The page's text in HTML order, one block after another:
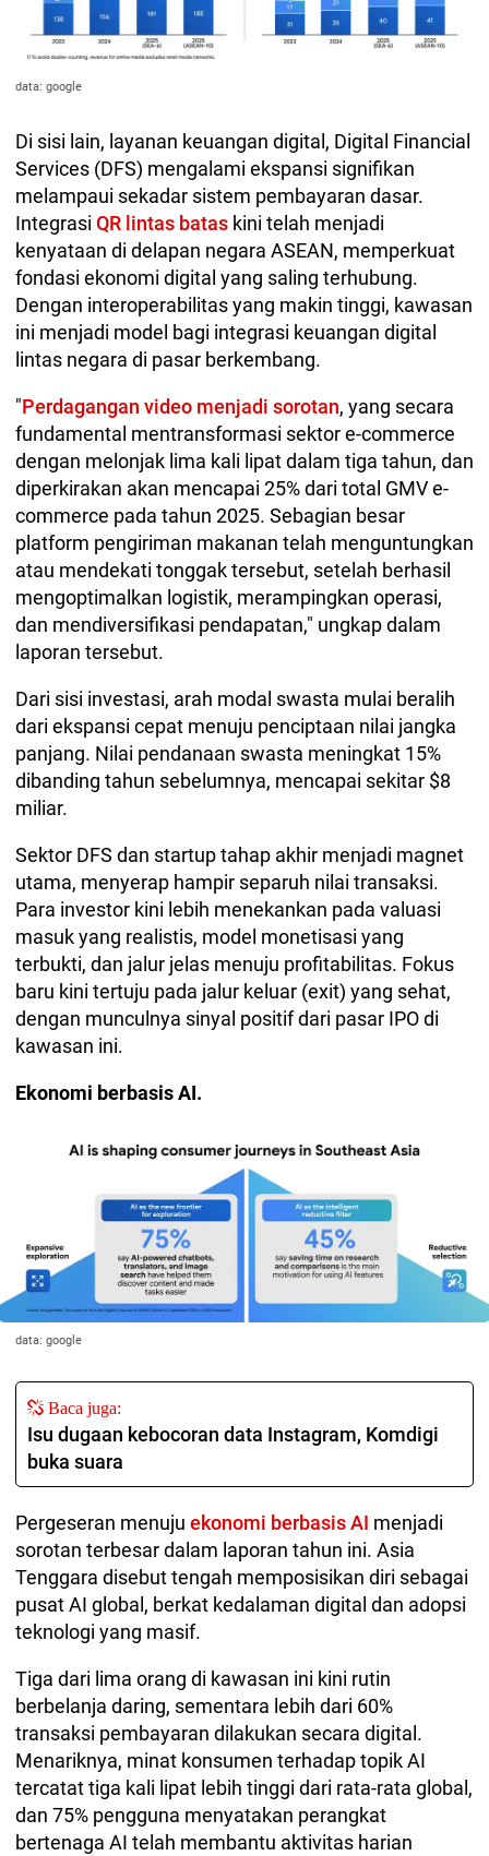
data: google
Di sisi lain, layanan keuangan digital, Digital Financial
Services (DFS) mengalami ekspansi signifikan
melampaui sekadar sistem pembayaran dasar.
Integrasi QR lintas batas kini telah menjadi
kenyataan di delapan negara ASEAN, memperkuat
fondasi ekonomi digital yang saling terhubung.
Dengan interoperabilitas yang makin tinggi, kawasan
ini menjadi model bagi integrasi keuangan digital
lintas negara di pasar berkembang.
"Perdagangan video menjadi sorotan, yang secara
fundamental mentransformasi sektor e-commerce
dengan melonjak lima kali lipat dalam tiga tahun, dan
diperkirakan akan mencapai 25% dari total GMV e-
commerce pada tahun 2025. Sebagian besar
platform pengiriman makanan telah menguntungkan
atau mendekati tonggak tersebut, setelah berhasil
mengoptimalkan logistik, merampingkan operasi,
dan mendiversifikasi pendapatan," ungkap dalam
laporan tersebut.
Dari sisi investasi, arah modal swasta mulai beralih
dari ekspansi cepat menuju penciptaan nilai jangka
panjang. Nilai pendanaan swasta meningkat 15%
dibanding tahun sebelumnya, mencapai sekitar $8
miliar.
Sektor DFS dan startup tahap akhir menjadi magnet
utama, menyerap hampir separuh nilai transaksi.
Para investor kini lebih menekankan pada valuasi
masuk yang realistis, model monetisasi yang
terbukti, dan jalur jelas menuju profitabilitas. Fokus
baru kini tertuju pada jalur keluar (exit) yang sehat,
dengan munculnya sinyal positif dari pasar IPO di
kawasan ini.
Ekonomi berbasis AI.
data: google
Baca juga:
Isu dugaan kebocoran data Instagram, Komdigi
buka suara
Pergeseran menuju ekonomi berbasis AI menjadi
sorotan terbesar dalam laporan tahun ini. Asia
Tenggara disebut tengah memposisikan diri sebagai
pusat AI global, berkat kedalaman digital dan adopsi
teknologi yang masif.
Tiga dari lima orang di kawasan ini kini rutin
berbelanja daring, sementara lebih dari 60%
transaksi pembayaran dilakukan secara digital.
Menariknya, minat konsumen terhadap topik AI
tercatat tiga kali lipat lebih tinggi dari rata-rata global,
dan 75% pengguna menyatakan perangkat
bertenaga AI telah membantu aktivitas harian